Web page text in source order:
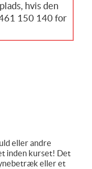
hvis den
150 140 for
eller andre
inden kurset! Det
eller et